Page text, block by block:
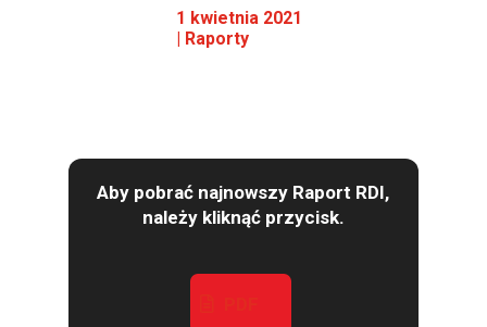
1 kwietnia 2021
| Raporty
Aby pobrać najnowszy Raport RDI,
należy kliknąć przycisk.